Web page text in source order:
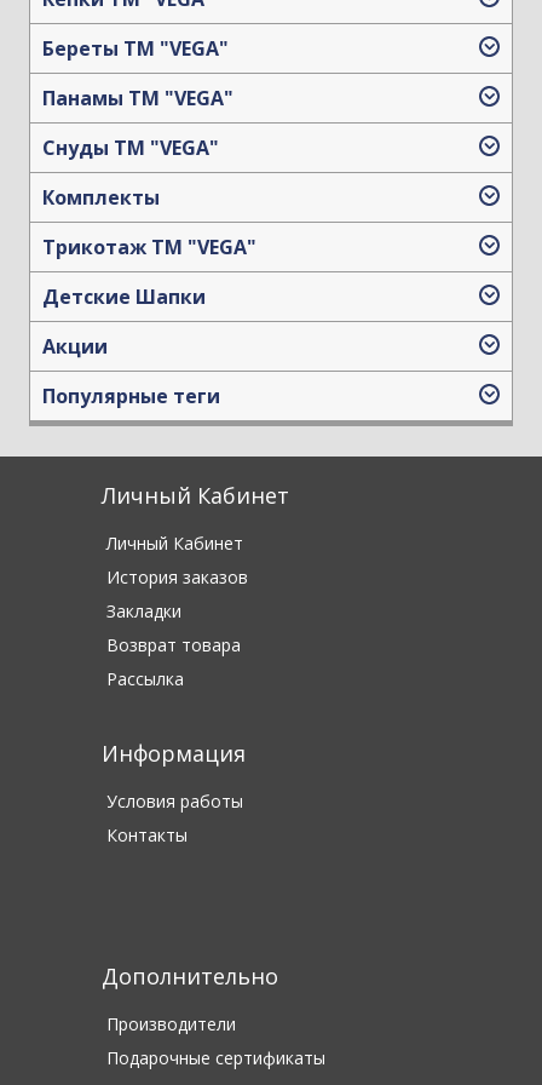
Береты TM "VEGA"
Панамы TM "VEGA"
Снуды ТМ "VEGA"
Комплекты
Трикотаж TM "VEGA"
Детские Шапки
Акции
Популярные теги
Личный Кабинет
Личный Кабинет
История заказов
Закладки
Возврат товара
Рассылка
Информация
Условия работы
Контакты
Дополнительно
Производители
Подарочные сертификаты